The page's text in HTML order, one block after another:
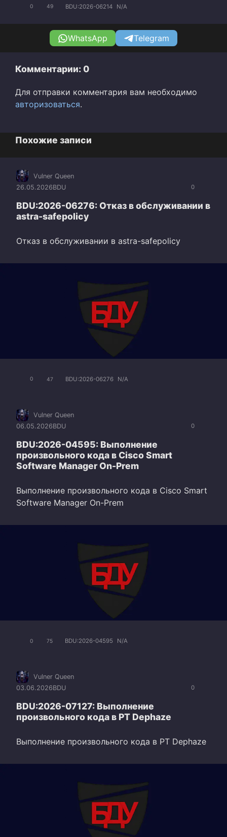
0 49 BDU:2026-06214 N/A
WhatsApp Telegram
Комментарии: 0
Для отправки комментария вам необходимо
авторизоваться.
Похожие записи
0
Vulner Queen
26.05.2026BDU
BDU:2026-06276: Отказ в обслуживании в
astra-safepolicy
Отказ в обслуживании в astra-safepolicy
0 47 BDU:2026-06276 N/A
0
Vulner Queen
06.05.2026BDU
BDU:2026-04595: Выполнение
произвольного кода в Cisco Smart
Software Manager On-Prem
Выполнение произвольного кода в Cisco Smart
Software Manager On-Prem
0 75 BDU:2026-04595 N/A
0
Vulner Queen
03.06.2026BDU
BDU:2026-07127: Выполнение
произвольного кода в PT Dephaze
Выполнение произвольного кода в PT Dephaze